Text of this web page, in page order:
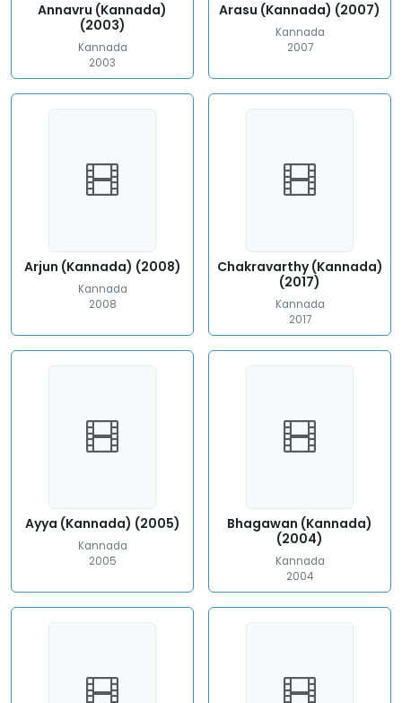
Annavru (Kannada)
(2003)
Kannada
2003
Arasu (Kannada) (2007)
Kannada
2007
Arjun (Kannada) (2008)
Kannada
2008
Chakravarthy (Kannada)
(2017)
Kannada
2017
Ayya (Kannada) (2005)
Kannada
2005
Bhagawan (Kannada)
(2004)
Kannada
2004